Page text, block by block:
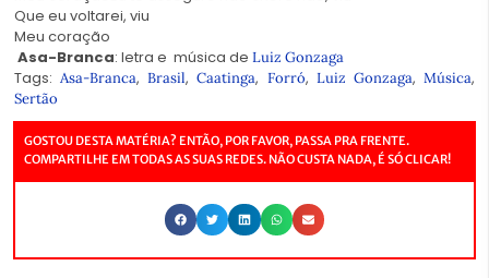
Que eu voltarei, viu
Meu coração
Asa-Branca: letra e música de Luiz Gonzaga
Tags:Asa-Branca,Brasil,Caatinga, Forró, Luiz Gonzaga,Música,
Sertão
GOSTOU DESTA MATÉRIA? ENTÃO, POR FAVOR, PASSA PRA FRENTE.
COMPARTILHE EM TODAS AS SUAS REDES. NÃO CUSTA NADA, É SÓ CLICAR!